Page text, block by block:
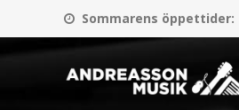
Sommarens öppettider: